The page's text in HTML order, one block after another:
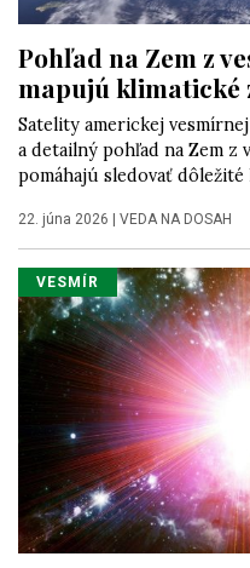
Pohľad na Zem z
mapujú klimatické
Satelity americkej
a detailný pohľad na Zem
pomáhajú sledovať dôležité
22. júna 2026 VEDA NA DOSAH
VESMÍR